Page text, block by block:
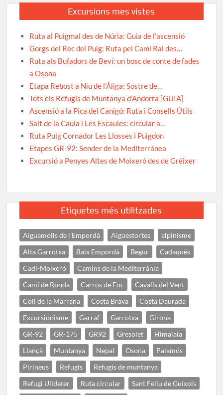
Excursions mes vistes
Ruta al Puigmal des de Núria: Guia de l’ascensió
Gorgs del Rec del Puig: Ruta pel Camí Ral des…
Ruta als Bufadors de Beví: un bosc de conte de fades
a Osona
Etapa Rebost a Niu de l’Àliga: Sostre de…
Tots els Refugis de Muntanya d’Andorra [GUIA]
Ascensió a la Pica del Canigó: Ruta i Consells Útils
Salt de la Caula i Les Escaules: circular a…
Ruta Puig Cornador Les Llosses i Puigdon
Etapes GR-92: Sender de la Mediterrànea
Excursió a Penyes Altes de Moixeró des de Gréixer
Etiquetes més utilitzades
Aiguamolls de l'Empordà Aigüestortes
alpinisme
Alta Garrotxa
Baix Empordà Begur
Cadaqués
Cadí-Moixeró
Camins de la Mediterrània
Camí de Ronda
Carros de Foc
Cavalls del Vent
Coll de la Marrana
Costa Brava
Costa Daurada
Excursionisme
Garraf Garrotxa
Girona
GR-92
GR-175 GR92 Gresolet
Himalaia
Llançà
Muntanya Nepal Osona
Palamós
Pirineus
Refugis
Refugis de muntanya
Refugi Ulldeter
Ruta circular
Sant Feliu de Guíxols